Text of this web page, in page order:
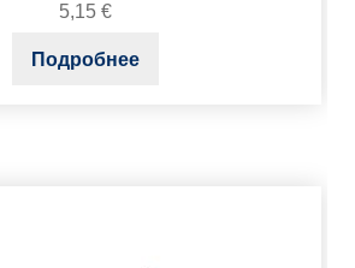
5,15 €
Подробнее